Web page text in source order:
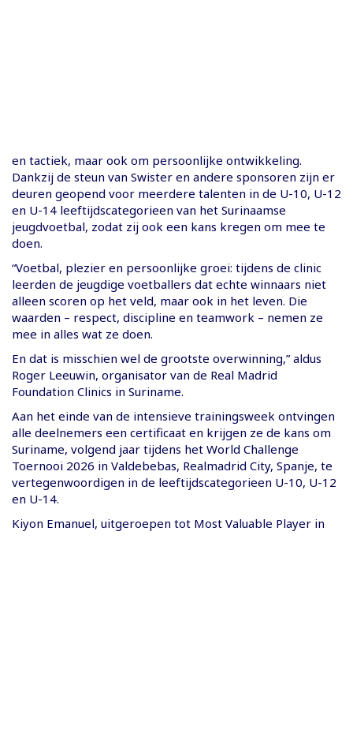
en tactiek, maar ook om persoonlijke ontwikkeling.
Dankzij de steun van Swister en andere sponsoren zijn er
deuren geopend voor meerdere talenten in de U-10, U-12
en U-14 leeftijdscategorieen van het Surinaamse
jeugdvoetbal, zodat zij ook een kans kregen om mee te
doen.
“Voetbal, plezier en persoonlijke groei: tijdens de clinic
leerden de jeugdige voetballers dat echte winnaars niet
alleen scoren op het veld, maar ook in het leven. Die
waarden – respect, discipline en teamwork – nemen ze
mee in alles wat ze doen.
En dat is misschien wel de grootste overwinning,” aldus
Roger Leeuwin, organisator van de Real Madrid
Foundation Clinics in Suriname.
Aan het einde van de intensieve trainingsweek ontvingen
alle deelnemers een certificaat en krijgen ze de kans om
Suriname, volgend jaar tijdens het World Challenge
Toernooi 2026 in Valdebebas, Realmadrid City, Spanje, te
vertegenwoordigen in de leeftijdscategorieen U-10, U-12
en U-14.
Kiyon Emanuel, uitgeroepen tot Most Valuable Player in